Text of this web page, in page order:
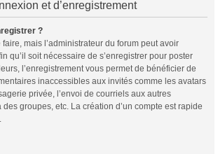
et d’enregistrement
?
mais l’administrateur du forum peut avoir
qu’il soit nécessaire de s’enregistrer pour poster
l’enregistrement vous permet de bénéficier de
inaccessibles aux invités comme les avatars
privée, l’envoi de courriels aux autres
des groupes, etc. La création d’un compte est rapide